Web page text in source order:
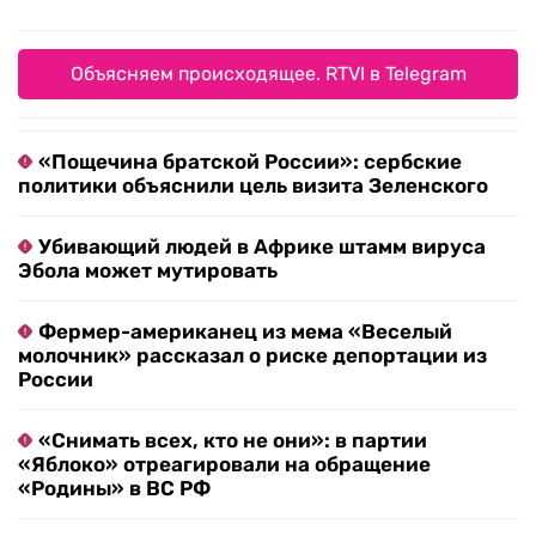
Объясняем происходящее. RTVI в Telegram
«Пощечина братской России»: сербские
политики объяснили цель визита Зеленского
Убивающий людей в Африке штамм вируса
Эбола может мутировать
Фермер-американец из мема «Веселый
молочник» рассказал о риске депортации из
России
«Снимать всех, кто не они»: в партии
«Яблоко» отреагировали на обращение
«Родины» в ВС РФ